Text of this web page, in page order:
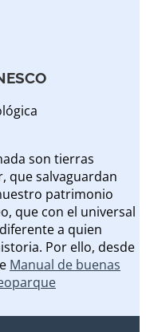
son tierras
que salvaguardan
patrimonio
que con el universal
a quien
Por ello, desde
Manual de buenas